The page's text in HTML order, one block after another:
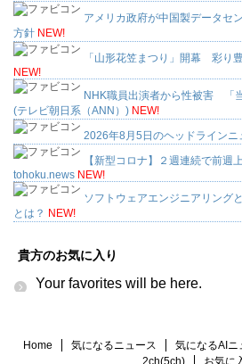
アメリカ政府が中国製データセ
方針 NEW!
「山形花笠まつり」開幕 彩り
NEW!
NHK職員出演者から性被害 「
(テレビ朝日系（ANN）) NEW!
2026年8月5日のヘッドラインニ
【新型コロナ】２週連続で前週
tohoku.news NEW!
ソフトウェアエンジニアリング
とは？ NEW!
貴方のお気に入り
Your favorites will be here.
Home 気になるニュース 気になるAIニ
2ch(5ch)
お気に